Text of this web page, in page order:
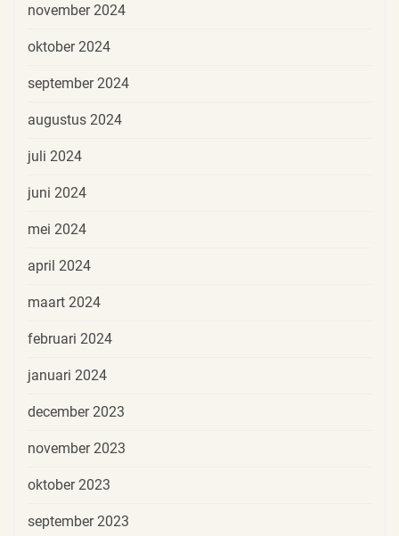
november 2024
oktober 2024
september 2024
augustus 2024
juli 2024
juni 2024
mei 2024
april 2024
maart 2024
februari 2024
januari 2024
december 2023
november 2023
oktober 2023
september 2023